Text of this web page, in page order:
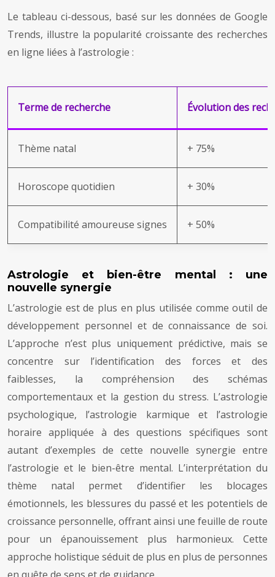
Le tableau ci-dessous, basé sur les données de Google
Trends, illustre la popularité croissante des recherches
en ligne liées à l’astrologie :
Terme de recherche Évolution des
Thème natal + 75%
Horoscope quotidien + 30%
Compatibilité amoureuse signes + 50%
Astrologie et bien-être mental : une
nouvelle synergie
L’astrologie est de plus en plus utilisée comme outil de
développement personnel et de connaissance de soi.
L’approche n’est plus uniquement prédictive, mais se
concentre sur l’identification des forces et des
faiblesses, la compréhension des schémas
comportementaux et la gestion du stress. L’astrologie
psychologique, l’astrologie karmique et l’astrologie
horaire appliquée à des questions spécifiques sont
autant d’exemples de cette nouvelle synergie entre
l’astrologie et le bien-être mental. L’interprétation du
thème natal permet d’identifier les blocages
émotionnels, les blessures du passé et les potentiels de
croissance personnelle, offrant ainsi une feuille de route
pour un épanouissement plus harmonieux. Cette
approche holistique séduit de plus en plus de personnes